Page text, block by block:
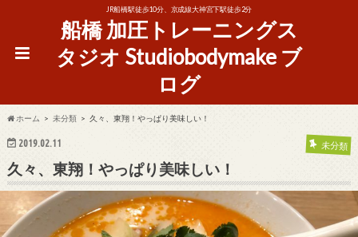
JR船橋駅徒歩10分、京成線大神宮下駅徒歩2分
船橋 加圧トレーニングス
タジオ Studiobodymake ブ
ログ
ホーム 未分類 久々、東翔！やっぱり美味しい！
2019.02.11 未分類
久々、東翔！やっぱり美味しい！